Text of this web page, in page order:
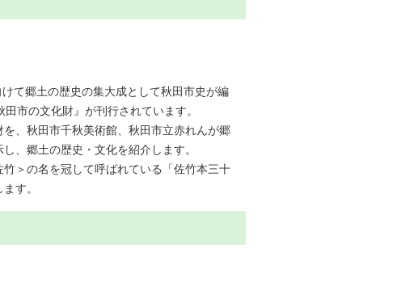
て郷土の歴史の集大成として秋田市史が編
市の文化財』が刊行されています。
、秋田市千秋美術館、秋田市立赤れんが郷
、郷土の歴史・文化を紹介します。
＞の名を冠して呼ばれている「佐竹本三十
す。